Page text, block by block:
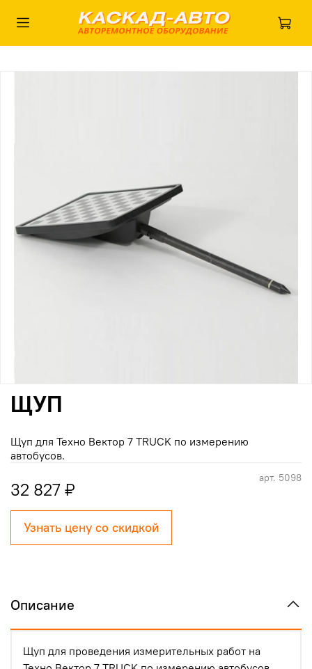
арт. 5098
ЩУП
32 827 ₽
Узнать цену со скидкой
Щуп для Техно Вектор 7 TRUCK по измерению
автобусов.
Описание
Щуп для проведения измерительных работ на